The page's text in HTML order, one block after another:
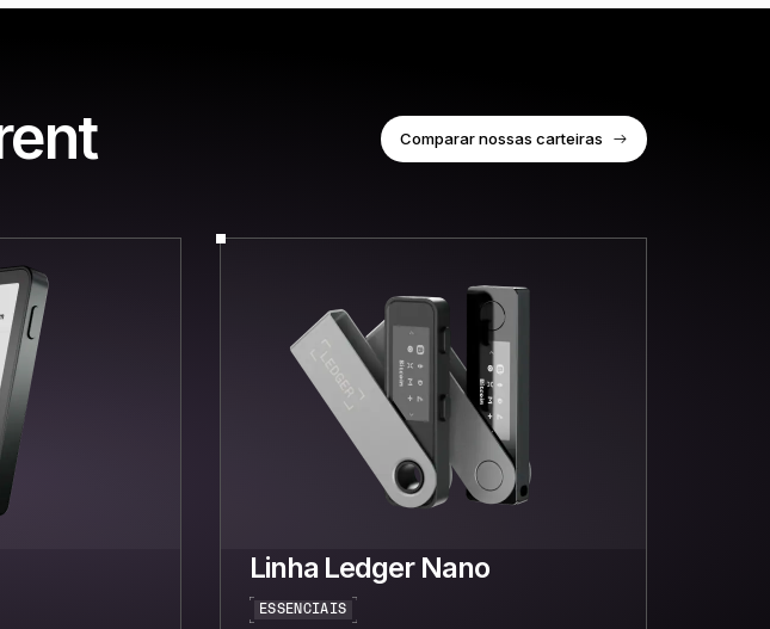
Comparar nossas carteiras
Linha Ledger Nano
ESSENCIAIS